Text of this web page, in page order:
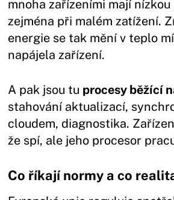
mnoha zařízeními mají
zejména při malém zatížení.
energie se tak mění v teplo
napájela zařízení.
A pak jsou tu procesy běžící
stahování aktualizací,
cloudem, diagnostika.
že spí, ale jeho procesor
Co říkají normy a co